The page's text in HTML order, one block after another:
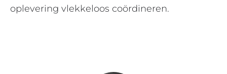
oplevering vlekkeloos coördineren.